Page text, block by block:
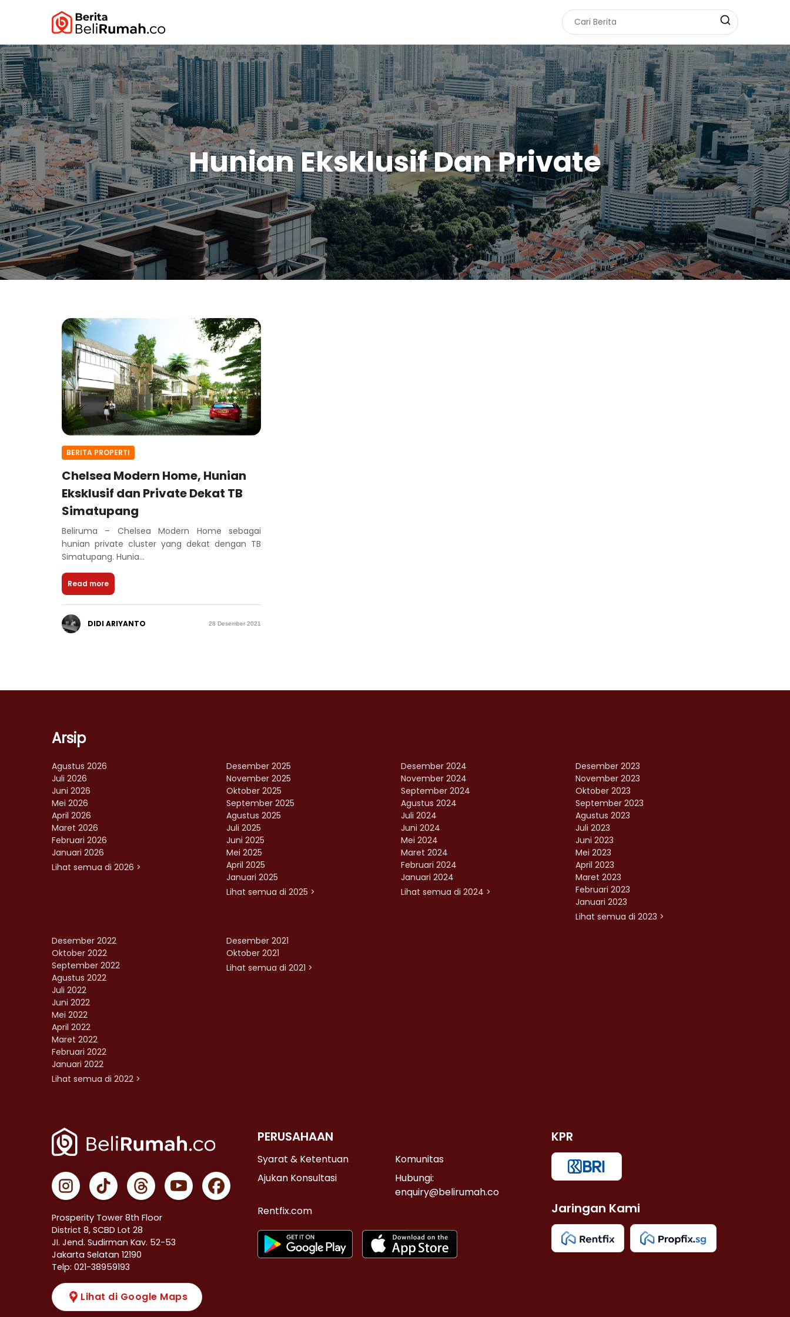
Hunian Eksklusif Dan Private
BERITA PROPERTI
Chelsea Modern Home, Hunian
Eksklusif dan Private Dekat TB
Simatupang
Beliruma – Chelsea Modern Home sebagai
hunian private cluster yang dekat dengan TB
Simatupang. Hunia...
Read more
DIDI ARIYANTO 28 Desember 2021
Arsip
Agustus 2026
Juli 2026
Juni 2026
Mei 2026
April 2026
Maret 2026
Februari 2026
Januari 2026
Lihat semua di 2026 >
Desember 2025
November 2025
Oktober 2025
September 2025
Agustus 2025
Juli 2025
Juni 2025
Mei 2025
April 2025
Januari 2025
Lihat semua di 2025 >
Desember 2024
November 2024
September 2024
Agustus 2024
Juli 2024
Juni 2024
Mei 2024
Maret 2024
Februari 2024
Januari 2024
Lihat semua di 2024 >
Desember 2023
November 2023
Oktober 2023
September 2023
Agustus 2023
Juli 2023
Juni 2023
Mei 2023
April 2023
Maret 2023
Februari 2023
Januari 2023
Lihat semua di 2023 >
Desember 2022
Oktober 2022
September 2022
Agustus 2022
Juli 2022
Juni 2022
Mei 2022
April 2022
Maret 2022
Februari 2022
Januari 2022
Lihat semua di 2022 >
Desember 2021
Oktober 2021
Lihat semua di 2021 >
Prosperity Tower 8th Floor
District 8, SCBD Lot 28
JI. Jend. Sudirman Kav. 52-53
Jakarta Selatan 12190
Telp: 021-38959193
Lihat di Google Maps
PERUSAHAAN
Syarat & Ketentuan
Komunitas
Ajukan Konsultasi
Hubungi:
enquiry@belirumah.co
Rentfix.com
KPR
Jaringan Kami